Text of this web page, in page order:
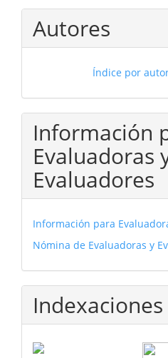
Autores
Índice por
Información
Evaluadoras
Evaluadores
Información para
Nómina de Evaluadoras y
Indexaciones